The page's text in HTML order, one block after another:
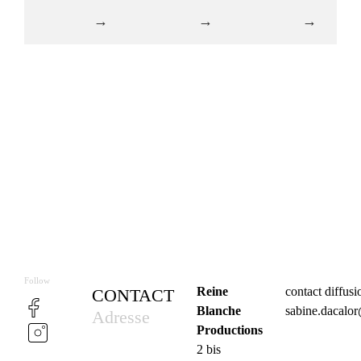
Follow
CONTACT
Adresse
Reine
Blanche
Productions
2 bis
contact